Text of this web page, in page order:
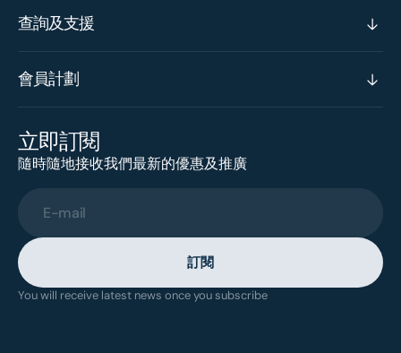
查詢及支援
會員計劃
立即訂閱
隨時隨地接收我們最新的優惠及推廣
E-mail
訂閱
You will receive latest news once you subscribe